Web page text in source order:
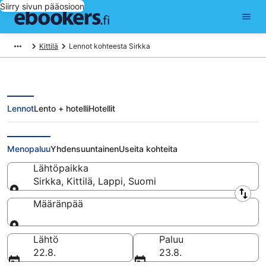
Siirry sivun pääosioon
Kittilä Lennot kohteesta Sirkka
Lennot kohteesta Sirkka
LennotLento + hotelliHotellit
MenopaluuYhdensuuntainenUseita kohteita
Lähtöpaikka
Sirkka, Kittilä, Lappi, Suomi
Lähtöpaikka
Määränpää
Määränpää
Lähtö
22.8.
Paluu
23.8.